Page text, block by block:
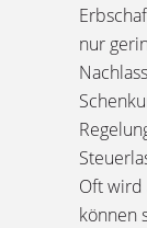
nur
Oft wird
können